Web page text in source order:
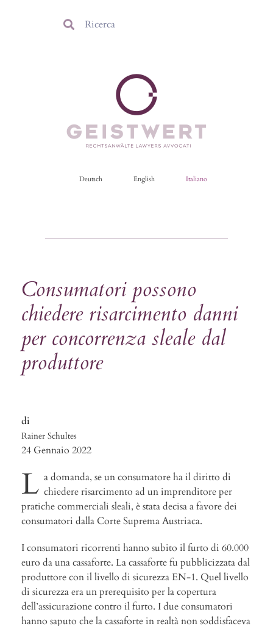
Deutsch English Italiano
Consumatori possono
chiedere risarcimento danni
per concorrenza sleale dal
produttore
Rainer Schultes
24 Gennaio 2022
L a domanda, se un consumatore ha il diritto di
chiedere risarcimento ad un imprenditore per
pratiche commerciali sleali, è stata decisa a favore dei
consumatori dalla Corte Suprema Austriaca.
I consumatori ricorrenti hanno subito il furto di 60.000
euro da una cassaforte. La cassaforte fu pubblicizzata dal
produttore con il livello di sicurezza EN-1. Quel livello
di sicurezza era un prerequisito per la copertura
dell’assicurazione contro il furto. I due consumatori
hanno saputo che la cassaforte in realtà non soddisfaceva